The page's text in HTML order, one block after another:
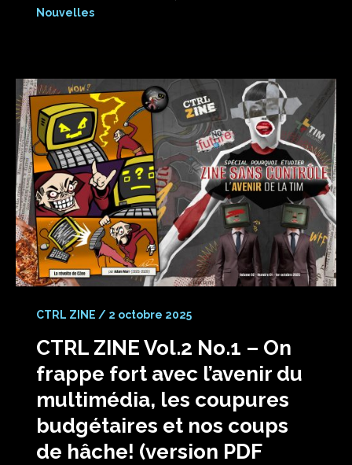
Nouvelles
CTRL ZINE / 2 octobre 2025
CTRL ZINE Vol.2 No.1 – On
frappe fort avec l’avenir du
multimédia, les coupures
budgétaires et nos coups
de hâche! (version PDF